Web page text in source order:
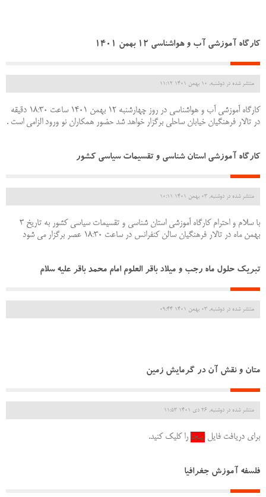
کارگاه آموزشی آب و هواشناسی 12 بهمن 1401
منتشر شده در دوشنبه, 10 بهمن 1401 11:12
کارگاه آموزشی آب و هواشناسی در روز چهارشنبه 12 بهمن 1401 ساعت 18:30 دقیقه
در تالار فرهنگیان خیابان ساحلی برگزار خواهد شد حضور همکاران نو ورود الزامی است .
کارگاه آموزشی استان شناسی و تقسیمات سیاسی کشور
منتشر شده در دوشنبه, 03 بهمن 1401 10:11
با سلام و احترام کارگاه آموزشی استان شناسی و تقسیمات سیاسی کشور به تاریخ 3
بهمن ماه در تالار فرهنگیان سالن کنفرانس در ساعت 18:30 عصر برگزار می شود
تبریک حلول ماه رجب و میلاد باقر العلوم امام محمد باقر علیه سلام
منتشر شده در دوشنبه, 03 بهمن 1401 09:44
متان و نقش آن در گرمایش زمین
منتشر شده در دوشنبه, 26 دی 1401 11:53
برای دریافت فایلاینجا را کلیک کنید.
فلسفه آموزش جغرافیا